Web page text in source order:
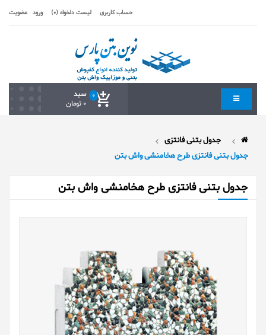
حساب کاربری لیست دلخواه (0) ورود عضویت
سبد 0
0 تومان
جدول بتنی فانتزی
جدول بتنی فانتزی طرح هخامنشی واش بتن
جدول بتنی فانتزی طرح هخامنشی واش بتن